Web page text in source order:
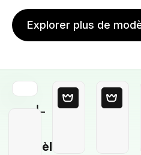
Explorer plus de
Modèle